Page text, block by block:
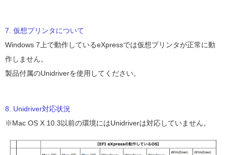
7. 仮想プリンタについて
Windows 7上で動作しているeXpressでは仮想プリンタが正常に動
作しません。
製品付属のUnidriverを使用してください。
8. Unidriver対応状況
※Mac OS X 10.3以前の環境にはUnidriverは対応していません。